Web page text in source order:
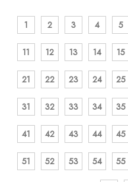
1 2 3 4 5
11 12 13 14 15
21 22 23 24 25
31 32 33 34 35
41 42 43 44 45
51 52 53 54 55